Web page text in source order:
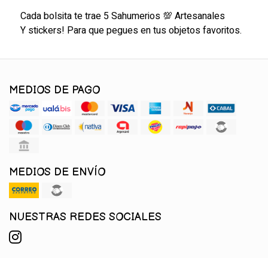
Cada bolsita te trae 5 Sahumerios 💯 Artesanales
Y stickers! Para que pegues en tus objetos favoritos.
MEDIOS DE PAGO
MEDIOS DE ENVÍO
NUESTRAS REDES SOCIALES